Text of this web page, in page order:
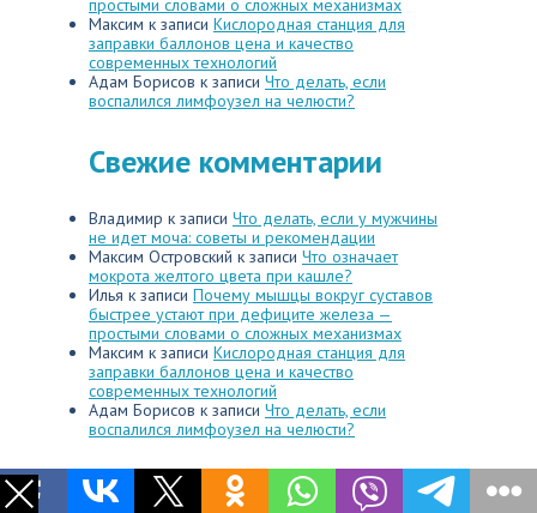
простыми словами о сложных механизмах
Максим к записи Кислородная станция для
заправки баллонов цена и качество
современных технологий
Адам Борисов к записи Что делать, если
воспалился лимфоузел на челюсти?
Свежие комментарии
Владимир к записи Что делать, если у мужчины
не идет моча: советы и рекомендации
Максим Островский к записи Что означает
мокрота желтого цвета при кашле?
Илья к записи Почему мышцы вокруг суставов
быстрее устают при дефиците железа —
простыми словами о сложных механизмах
Максим к записи Кислородная станция для
заправки баллонов цена и качество
современных технологий
Адам Борисов к записи Что делать, если
воспалился лимфоузел на челюсти?